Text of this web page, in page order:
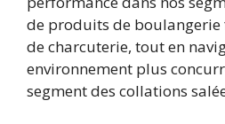
de produits de
de charcuterie, tout en
environnement plus
segment des collations